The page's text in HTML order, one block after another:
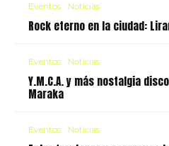
Eventos Noticias
Rock eterno en la ciudad:
Eventos Noticias
Y.M.C.A. y más nostalgia
Maraka
Eventos Noticias